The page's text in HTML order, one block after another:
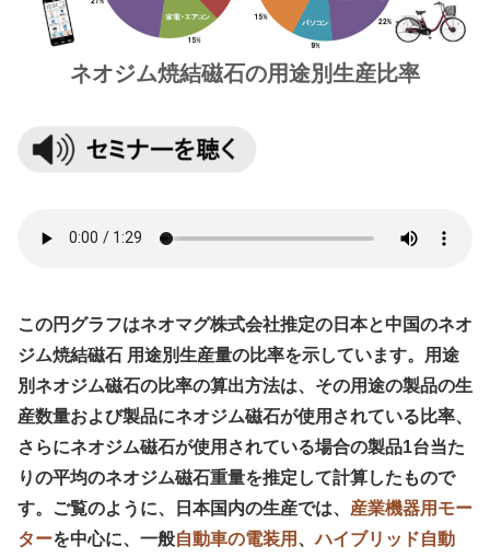
ネオジム焼結磁石の用途別生産比率
この円グラフはネオマグ株式会社推定の日本と中国のネオ
ジム焼結磁石 用途別生産量の比率を示しています。用途
別ネオジム磁石の比率の算出方法は、その用途の製品の生
産数量および製品にネオジム磁石が使用されている比率、
さらにネオジム磁石が使用されている場合の製品1台当た
りの平均のネオジム磁石重量を推定して計算したもので
す。ご覧のように、日本国内の生産では、 産業機器用モー
ターを中心に、一般自動車の電装用 、ハイブリッド自動